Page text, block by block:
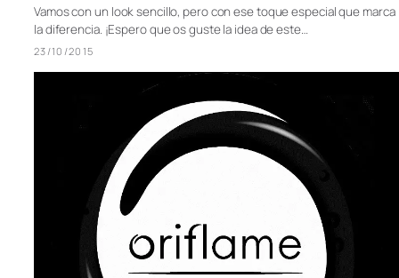
Vamos con un look sencillo, pero con ese toque especial que marca
la diferencia. ¡Espero que os guste la idea de este…
23/10/2015